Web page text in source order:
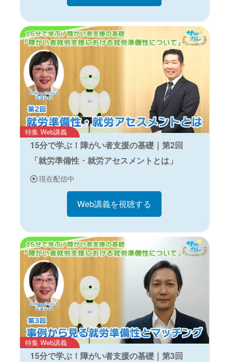
特集 Web講義
15分で学ぶ！障がい者支援の基礎｜第2回
「就労準備性・就労アセスメントとは」
現在配信中
Web講義を視聴する
特集 Web講義
15分で学ぶ！障がい者支援の基礎｜第3回